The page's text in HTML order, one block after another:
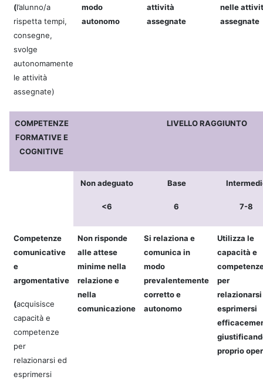
(l’alunno/a
rispetta tempi,
consegne,
svolge
autonomamente
le attività
assegnate)
modo
autonomo
attività
assegnate
nelle
assegnate
COMPETENZE
FORMATIVE E
COGNITIVE
LIVELLO RAGGIUNTO
Non adeguato
<6
Base
6 7-8
Competenze
comunicative
e
argomentative
(acquisisce
capacità e
competenze
per
relazionarsi ed
esprimersi
Non risponde
alle attese
minime nella
relazione e
nella
comunicazione
Si relaziona e
comunica in
modo
prevalentemente
corretto e
autonomo
Utilizza le
capacità e
per
relazionarsi
esprimersi
proprio